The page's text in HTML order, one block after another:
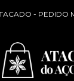
- PEDIDO